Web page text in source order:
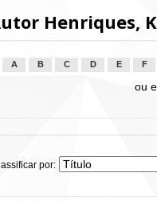
Henriques,
A B C D E F
ou
por: